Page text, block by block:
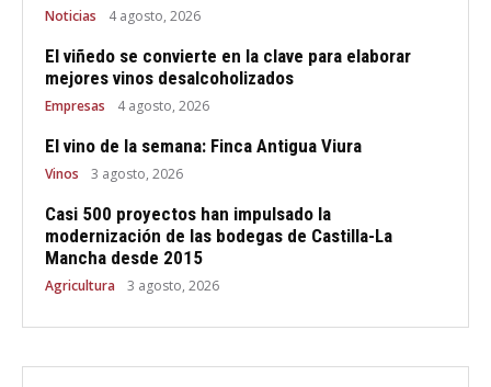
Noticias 4 agosto, 2026
El viñedo se convierte en la clave para elaborar
mejores vinos desalcoholizados
Empresas 4 agosto, 2026
El vino de la semana: Finca Antigua Viura
Vinos 3 agosto, 2026
Casi 500 proyectos han impulsado la
modernización de las bodegas de Castilla-La
Mancha desde 2015
Agricultura 3 agosto, 2026